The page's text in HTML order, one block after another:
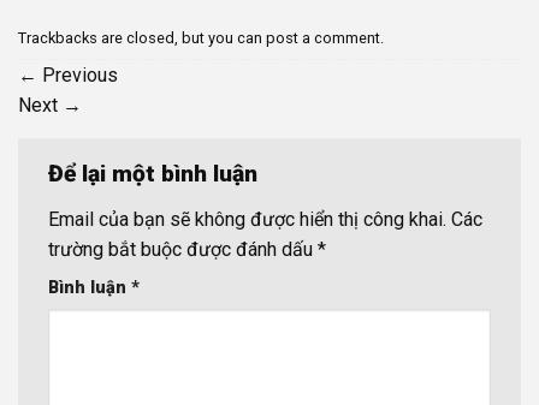
Trackbacks are closed, but you can post a comment
← Previous
Next →
Để lại một bình luận
Email của bạn sẽ không được hiển thị công khai. Các
trường bắt buộc được đánh dấu *
Bình luận *